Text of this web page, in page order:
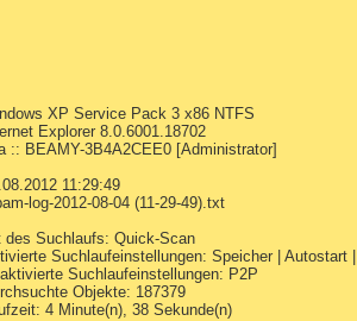
XP Service Pack 3 x86 NTFS
Explorer 8.0.6001.18702
:: BEAMY-3B4A2CEE0 [Administrator]
11:29:49
log-2012-08-04 (11-29-49).txt
des Suchlaufs: Quick-Scan
Suchlaufeinstellungen: Speicher |
Suchlaufeinstellungen: P2P
Objekte: 187379
4 Minute(n), 38 Sekunde(n)